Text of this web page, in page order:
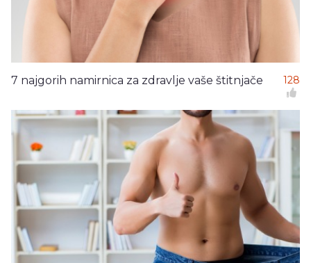
7 najgorih namirnica za zdravlje vaše štitnjače 128